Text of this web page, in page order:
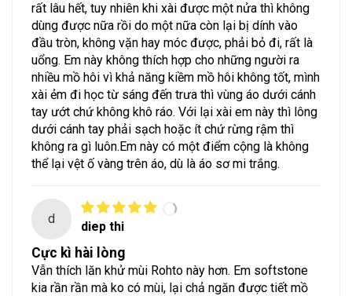
rất lâu hết, tuy nhiên khi xài được một nửa thì không
dùng được nữa rồi do một nữa còn lại bị dính vào
đầu tròn, không vặn hay móc được, phải bỏ đi, rất là
uổng. Em này không thích hợp cho những người ra
nhiều mồ hôi vì khả năng kiềm mồ hôi không tốt, mình
xài ẻm đi học từ sáng đến trưa thì vùng áo dưới cánh
tay ướt chứ không khô ráo. Với lại xài em này thì lông
dưới cánh tay phải sạch hoặc ít chứ rừng rậm thì
không ra gì luôn.Em này có một điểm cộng là không
thể lại vệt ố vàng trên áo, dù là áo sơ mi trắng.
d
diep thi
Cực kì hài lòng
Vẫn thích lăn khử mùi Rohto này hơn. Em softstone
kia rần rần mà ko có mùi, lại chả ngăn được tiết mồ